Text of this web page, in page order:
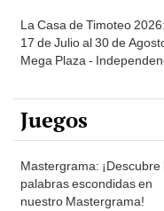
La Casa de Timoteo
17 de Julio al 30 de
Mega Plaza -
Juegos
Mastergrama: ¡Descubre
palabras escondidas en
nuestro Mastergrama!